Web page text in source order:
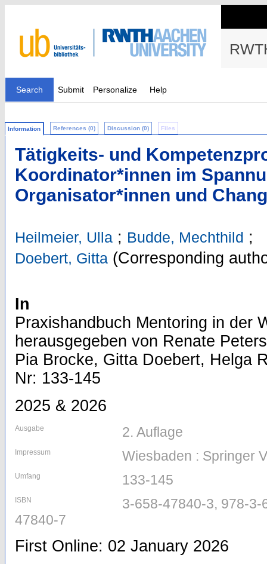
Search Submit Personalize Help
Information References (0) Discussion (0) Files
Tätigkeits- und
Koordinator*innen im
Organisator*innen und
Heilmeier, Ulla ; Budde, Mechthild ;
Doebert, Gitta (Corresponding
In
Praxishandbuch Mentoring in der
herausgegeben von Renate
Pia Brocke, Gitta Doebert, Helga
Nr: 133-145
2025 & 2026
Ausgabe 2. Auflage
Impressum Wiesbaden : Springer
Umfang 133-145
ISBN
3-658-47840-3, 978-
47840-7
First Online: 02 January 2026